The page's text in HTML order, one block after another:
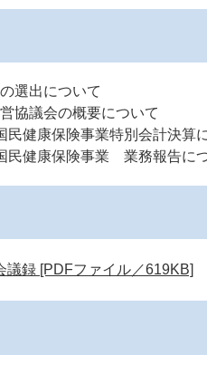
選出について
協議会の概要について
民健康保険事業特別会計決算
民健康保険事業 業務報告に
議録 [PDFファイル／619KB]